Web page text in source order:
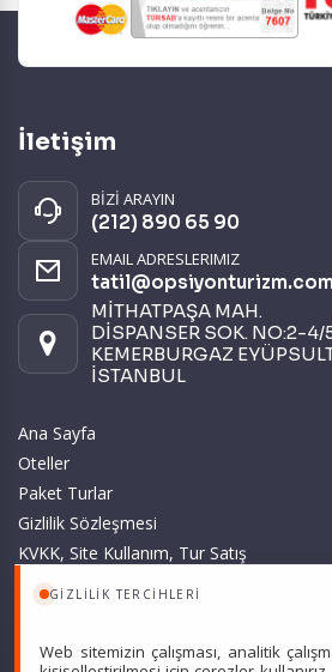
GIZLILIK TERCIHLERI
Web sitemizin çalışması, analitik
İletişim
BİZİ ARAYIN
(212) 890 65 90
EMAIL ADRESLERIMIZ
tatil@opsiyonturizm.com
MİTHATPAŞA MAH.
DİSPANSER SOK. NO:2-4/
KEMERBURGAZ
İSTANBUL
Ana Sayfa
Oteller
Paket Turlar
Gizlilik Sözleşmesi
KVKK, Site Kullanım, Tur Satış
Sitemizde anılan tüm fiyatlar, geçerli
başlangıç fiyatlardır ve yeterli